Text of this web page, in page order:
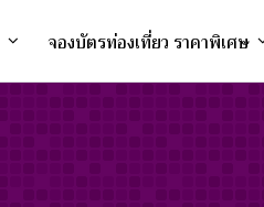
จองบัตรท่องเที่ยว ราคาพิเศษ